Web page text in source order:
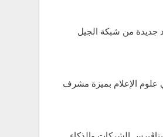
جديدة من شبكة الجيل
علوم الإعلام بميزة مشرف